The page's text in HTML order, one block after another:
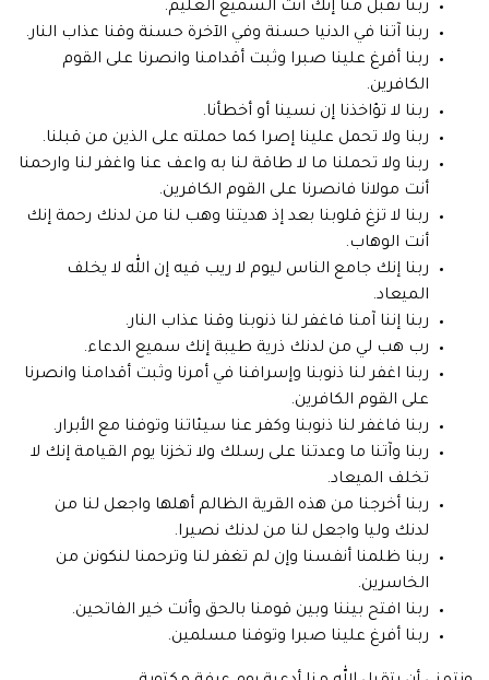
ربنا تقبل منا إنك أنت السميع العليم.
ربنا آتنا في الدنيا حسنة وفي الآخرة حسنة وقنا عذاب النار.
ربنا أفرغ علينا صبرا وثبت أقدامنا وانصرنا على القوم
الكافرين.
ربنا لا تؤاخذنا إن نسينا أو أخطأنا.
ربنا ولا تحمل علينا إصرا كما حملته على الذين من قبلنا.
ربنا ولا تحملنا ما لا طاقة لنا به واعف عنا واغفر لنا وارحمنا
أنت مولانا فانصرنا على القوم الكافرين.
ربنا لا تزغ قلوبنا بعد إذ هديتنا وهب لنا من لدنك رحمة إنك
أنت الوهاب.
ربنا إنك جامع الناس ليوم لا ريب فيه إن الله لا يخلف
الميعاد.
ربنا إننا آمنا فاغفر لنا ذنوبنا وقنا عذاب النار.
رب هب لي من لدنك ذرية طيبة إنك سميع الدعاء.
ربنا اغفر لنا ذنوبنا وإسرافنا في أمرنا وثبت أقدامنا وانصرنا
على القوم الكافرين.
ربنا فاغفر لنا ذنوبنا وكفر عنا سيئاتنا وتوفنا مع الأبرار.
ربنا وآتنا ما وعدتنا على رسلك ولا تخزنا يوم القيامة إنك لا
تخلف الميعاد.
ربنا أخرجنا من هذه القرية الظالم أهلها واجعل لنا من
لدنك وليا واجعل لنا من لدنك نصيرا.
ربنا ظلمنا أنفسنا وإن لم تغفر لنا وترحمنا لنكونن من
الخاسرين.
ربنا افتح بيننا وبين قومنا بالحق وأنت خير الفاتحين.
ربنا أفرغ علينا صبرا وتوفنا مسلمين‏.